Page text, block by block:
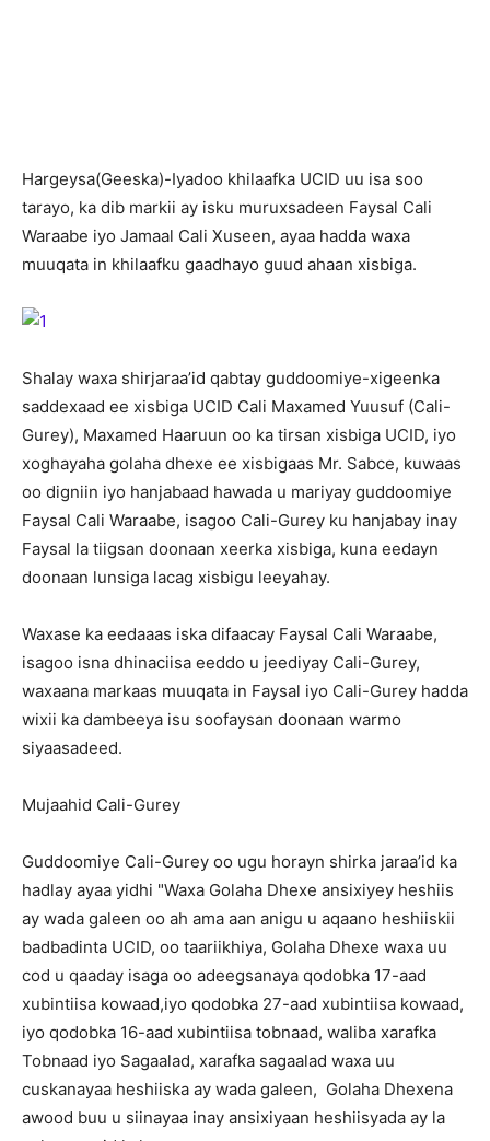
Hargeysa(Geeska)-Iyadoo khilaafka UCID uu isa soo
tarayo, ka dib markii ay isku muruxsadeen Faysal Cali
Waraabe iyo Jamaal Cali Xuseen, ayaa hadda waxa
muuqata in khilaafku gaadhayo guud ahaan xisbiga.
Shalay waxa shirjaraa’id qabtay guddoomiye-xigeenka
saddexaad ee xisbiga UCID Cali Maxamed Yuusuf (Cali-
Gurey), Maxamed Haaruun oo ka tirsan xisbiga UCID, iyo
xoghayaha golaha dhexe ee xisbigaas Mr. Sabce, kuwaas
oo digniin iyo hanjabaad hawada u mariyay guddoomiye
Faysal Cali Waraabe, isagoo Cali-Gurey ku hanjabay inay
Faysal la tiigsan doonaan xeerka xisbiga, kuna eedayn
doonaan lunsiga lacag xisbigu leeyahay.
Waxase ka eedaaas iska difaacay Faysal Cali Waraabe,
isagoo isna dhinaciisa eeddo u jeediyay Cali-Gurey,
waxaana markaas muuqata in Faysal iyo Cali-Gurey hadda
wixii ka dambeeya isu soofaysan doonaan warmo
siyaasadeed.
Mujaahid Cali-Gurey
Guddoomiye Cali-Gurey oo ugu horayn shirka jaraa’id ka
hadlay ayaa yidhi "Waxa Golaha Dhexe ansixiyey heshiis
ay wada galeen oo ah ama aan anigu u aqaano heshiiskii
badbadinta UCID, oo taariikhiya, Golaha Dhexe waxa uu
cod u qaaday isaga oo adeegsanaya qodobka 17-aad
xubintiisa kowaad,iyo qodobka 27-aad xubintiisa kowaad,
iyo qodobka 16-aad xubintiisa tobnaad, waliba xarafka
Tobnaad iyo Sagaalad, xarafka sagaalad waxa uu
cuskanayaa heshiiska ay wada galeen, Golaha Dhexena
awood buu u siinayaa inay ansixiyaan heshiisyada ay la